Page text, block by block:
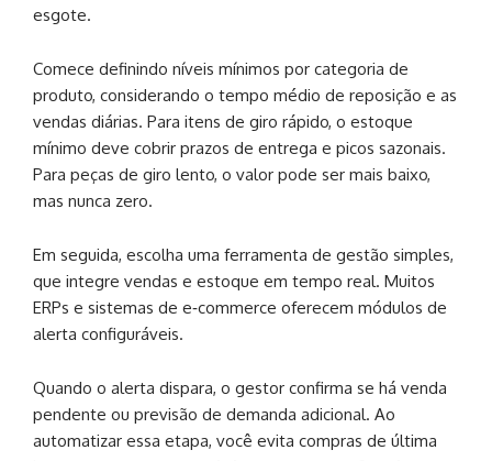
esgote.
Comece definindo níveis mínimos por categoria de
produto, considerando o tempo médio de reposição e as
vendas diárias. Para itens de giro rápido, o estoque
mínimo deve cobrir prazos de entrega e picos sazonais.
Para peças de giro lento, o valor pode ser mais baixo,
mas nunca zero.
Em seguida, escolha uma ferramenta de gestão simples,
que integre vendas e estoque em tempo real. Muitos
ERPs e sistemas de e‑commerce oferecem módulos de
alerta configuráveis.
Quando o alerta dispara, o gestor confirma se há venda
pendente ou previsão de demanda adicional. Ao
automatizar essa etapa, você evita compras de última